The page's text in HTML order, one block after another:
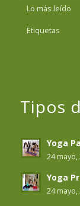
Lo más leído
Etiquetas
Tipos
Yoga
24 mayo,
Yoga
24 mayo,